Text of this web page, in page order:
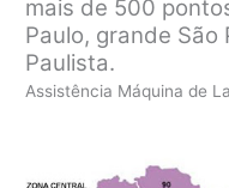
mais de 500
Paulo, grande São
Paulista.
Assistência Máquina de